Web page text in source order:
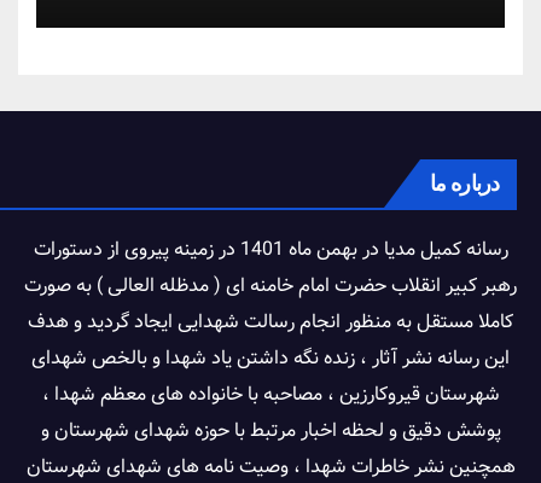
درباره ما
رسانه کمیل مدیا در بهمن ماه 1401 در زمینه پیروی از دستورات
رهبر کبیر انقلاب حضرت امام خامنه ای ( مدظله العالی ) به صورت
کاملا مستقل به منظور انجام رسالت شهدایی ایجاد گردید و هدف
این رسانه نشر آثار ، زنده نگه داشتن یاد شهدا و بالخص شهدای
شهرستان قیروکارزین ، مصاحبه با خانواده های معظم شهدا ،
پوشش دقیق و لحظه اخبار مرتبط با حوزه شهدای شهرستان و
همچنین نشر خاطرات شهدا ، وصیت نامه های شهدای شهرستان